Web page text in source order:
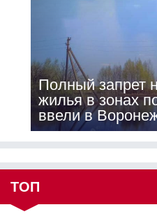
Полный запрет
жилья в зонах
ввели в
ТОП